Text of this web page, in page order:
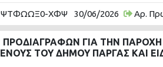
ΨΤΦΩΩΞ0-ΧΦΨ 30/06/2026 Αρ.
ΠΡΟΔΙΑΓΡΑΦΩΝ ΓΙΑ ΤΗΝ
ΤΟΥ ΔΗΜΟΥ ΠΑΡΓΑΣ ΚΑΙ